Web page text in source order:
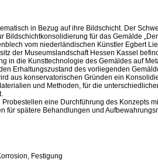
in Bezug auf ihre Bildschicht. Der
Bildschichtkonsolidierung für das Gemälde
vom niederländischen Künstler Egbert
der Museumslandschaft Hessen Kassel
in die Kunsttechnologie des Gemäldes auf
Erhaltungszustand des vorliegenden
aus konservatorischen Gründen ein
und Methoden, für die
eine Durchführung des Konzepts
für spätere Behandlungen und
Festigung